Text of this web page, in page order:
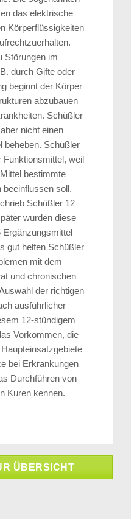
das elektrische
Körperflüssigkeiten
Störungen im
durch Gifte oder
beginnt der Körper
abzubauen
Schüßler
nicht einen
beheben. Schüßler
weil
bestimmte
beeinflussen soll.
Schüßler 12
wurden diese
gut helfen Schüßler
mit dem
und chronischen
der richtigen
ausführlicher
12-stündigem
Vorkommen, die
bei Erkrankungen
Durchführen von
Kuren kennen.
ÜBERSICHT